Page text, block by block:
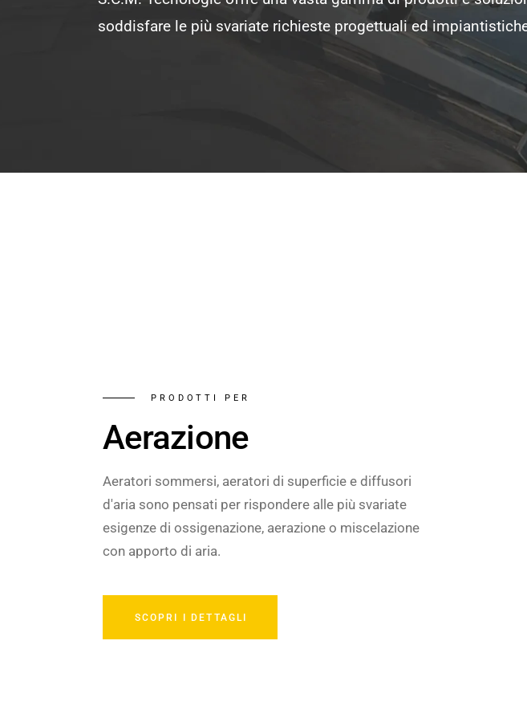
soddisfare le più svariate richieste progettuali ed
PRODOTTI PER
Aerazione
Aeratori sommersi, aeratori di superficie e diffusori
d'aria sono pensati per rispondere alle più svariate
esigenze di ossigenazione, aerazione o miscelazione
con apporto di aria.
SCOPRI I DETTAGLI